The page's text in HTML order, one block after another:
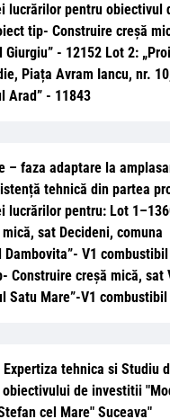
lucrărilor pentru obiectivul
tip- Construire creșă
- 12152 Lot 2:
Piața Avram Iancu, nr.
Arad” - 11843
– faza adaptare la
tehnică din partea
lucrărilor pentru: Lot
sat Decideni, comuna
V1
Construire creșă mică, sat
Satu Mare”-V1 combustibil
tehnica si Studiu
de investitii
cel Mare" Suceava"